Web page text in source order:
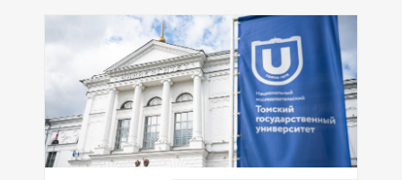
выездном заседании Комитета
Госдумы РФ по науке и высшему
образованию